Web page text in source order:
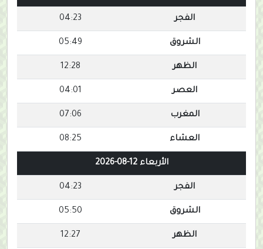
الفجر 04:23
الشروق 05:49
الظهر 12:28
العصر 04:01
المغرب 07:06
العشاء 08:25
الأربعاء 12-08-2026
الفجر 04:23
الشروق 05:50
الظهر 12:27